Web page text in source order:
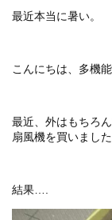
最近本当に暑い。
こんにちは、多機
最近、外はもちろ
扇風機を買いました
結果….